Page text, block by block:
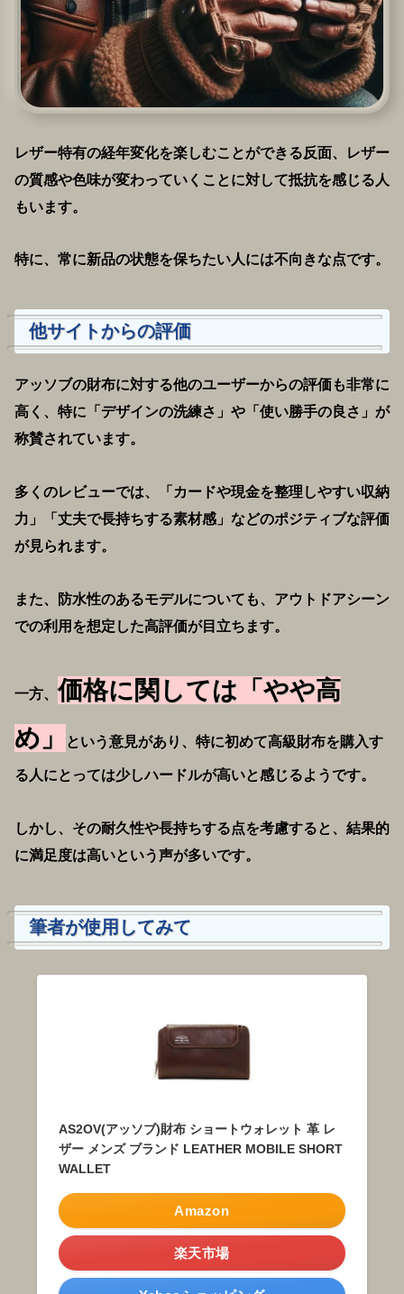
レザー特有の経年変化を楽しむことができる反面、レザー
の質感や色味が変わっていくことに対して抵抗を感じる人
もいます。
特に、常に新品の状態を保ちたい人には不向きな点です。
他サイトからの評価
アッソブの財布に対する他のユーザーからの評価も非常に
高く、特に「デザインの洗練さ」や「使い勝手の良さ」が
称賛されています。
多くのレビューでは、「カードや現金を整理しやすい収納
力」「丈夫で長持ちする素材感」などのポジティブな評価
が見られます。
また、防水性のあるモデルについても、アウトドアシーン
での利用を想定した高評価が目立ちます。
一方、価格に関しては「やや高
め」
という意見があり、特に初めて高級財布を購入す
る人にとっては少しハードルが高いと感じるようです。
しかし、その耐久性や長持ちする点を考慮すると、結果的
に満足度は高いという声が多いです。
筆者が使用してみて
AS2OV(アッソブ)財布 ショートウォレット 革 レ
ザー メンズ ブランド LEATHER MOBILE SHORT
WALLET
Amazon
楽天市場